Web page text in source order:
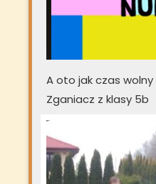
A oto jak czas
Zganiacz z klasy 5b